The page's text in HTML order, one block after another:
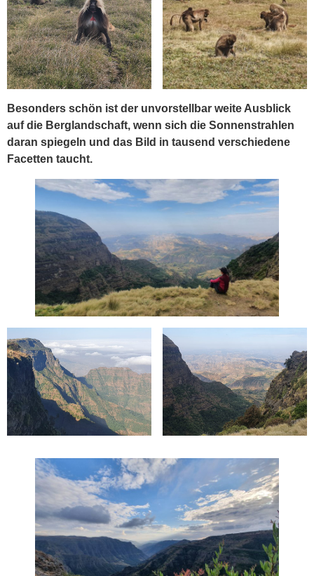
Besonders schön ist der unvorstellbar weite Ausblick
auf die Berglandschaft, wenn sich die Sonnenstrahlen
daran spiegeln und das Bild in tausend verschiedene
Facetten taucht.